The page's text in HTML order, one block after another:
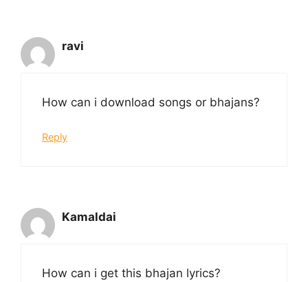
ravi
How can i download songs or bhajans?
Reply
Kamaldai
How can i get this bhajan lyrics?